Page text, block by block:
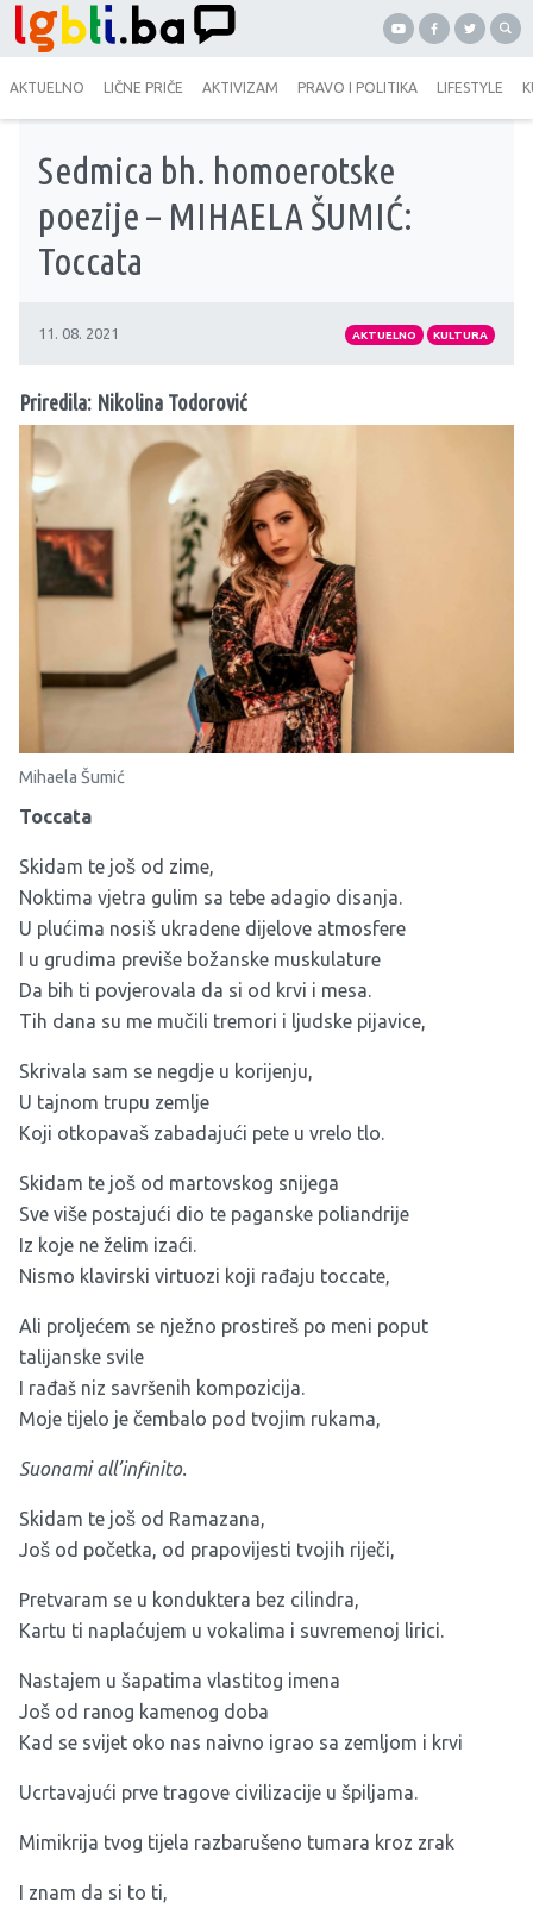
AKTUELNO LIČNE PRIČE AKTIVIZAM PRAVO I POLITIKA LIFESTYLE
Sedmica bh. homoerotske
poezije – MIHAELA ŠUMIĆ:
Toccata
11. 08. 2021 AKTUELNO KULTURA
Priredila: Nikolina Todorović
Mihaela Šumić
Toccata
Skidam te još od zime,
Noktima vjetra gulim sa tebe adagio disanja.
U plućima nosiš ukradene dijelove atmosfere
I u grudima previše božanske muskulature
Da bih ti povjerovala da si od krvi i mesa.
Tih dana su me mučili tremori i ljudske pijavice,
Skrivala sam se negdje u korijenju,
U tajnom trupu zemlje
Koji otkopavaš zabadajući pete u vrelo tlo.
Skidam te još od martovskog snijega
Sve više postajući dio te paganske poliandrije
Iz koje ne želim izaći.
Nismo klavirski virtuozi koji rađaju toccate,
Ali proljećem se nježno prostireš po meni poput
talijanske svile
I rađaš niz savršenih kompozicija.
Moje tijelo je čembalo pod tvojim rukama,
Suonami all’infinito.
Skidam te još od Ramazana,
Još od početka, od prapovijesti tvojih riječi,
Pretvaram se u konduktera bez cilindra,
Kartu ti naplaćujem u vokalima i suvremenoj lirici.
Nastajem u šapatima vlastitog imena
Još od ranog kamenog doba
Kad se svijet oko nas naivno igrao sa zemljom i krvi
Ucrtavajući prve tragove civilizacije u špiljama.
Mimikrija tvog tijela razbarušeno tumara kroz zrak
I znam da si to ti,